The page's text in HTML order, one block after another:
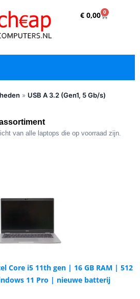
€0,00 0
met duidelijke 5-sterren
» USB A 3.2 (Gen1, 5 Gb/s)
van alle laptops die op voorraad zijn.
Core i5 11th gen | 16 GB RAM | 512
11 Pro | nieuwe batterij